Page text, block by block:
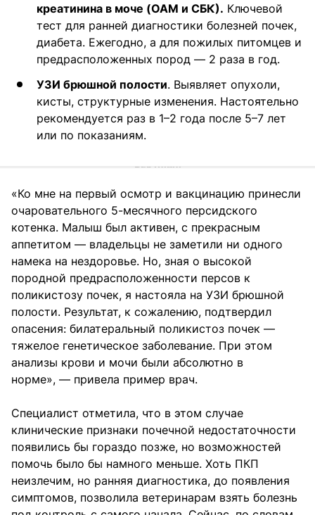
креатинина в моче (ОАМ и СБК). Ключевой
тест для ранней диагностики болезней почек,
диабета. Ежегодно, а для пожилых питомцев и
предрасположенных пород — 2 раза в год.
УЗИ брюшной полости. Выявляет опухоли,
кисты, структурные изменения. Настоятельно
рекомендуется раз в 1–2 года после 5–7 лет
или по показаниям.
«Ко мне на первый осмотр и вакцинацию принесли
очаровательного 5-месячного персидского
котенка. Малыш был активен, с прекрасным
аппетитом — владельцы не заметили ни одного
намека на нездоровье. Но, зная о высокой
породной предрасположенности персов к
поликистозу почек, я настояла на УЗИ брюшной
полости. Результат, к сожалению, подтвердил
опасения: билатеральный поликистоз почек —
тяжелое генетическое заболевание. При этом
анализы крови и мочи были абсолютно в
норме», — привела пример врач.
Специалист отметила, что в этом случае
клинические признаки почечной недостаточности
появились бы гораздо позже, но возможностей
помочь было бы намного меньше. Хоть ПКП
неизлечим, но ранняя диагностика, до появления
симптомов, позволила ветеринарам взять болезнь